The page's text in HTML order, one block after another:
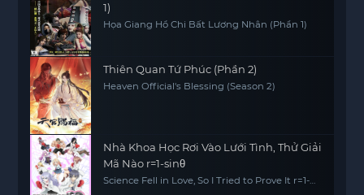
1)
Họa Giang Hồ Chi Bất Lương Nhân (Phần 1)
Thiên Quan Tứ Phúc (Phần 2)
Heaven Official's Blessing (Season 2)
Nhà Khoa Học Rơi Vào Lưới Tình, Thử Giải
Mã Nào r=1-sinθ
Science Fell in Love, So I Tried to Prove It r=1-